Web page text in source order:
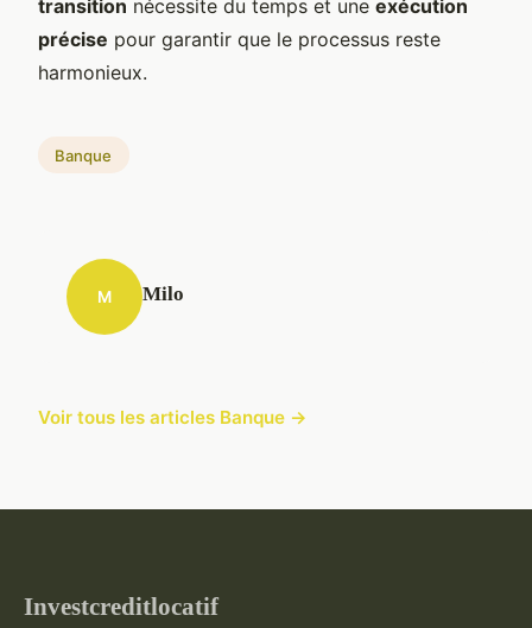
transition nécessite du temps et une exécution
précise pour garantir que le processus reste
harmonieux.
Banque
M Milo
Voir tous les articles Banque →
Investcreditlocatif